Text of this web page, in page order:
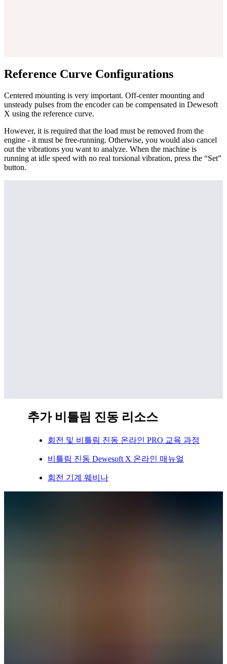
Reference Curve Configurations
Centered mounting is very important. Off-center mounting and
unsteady pulses from the encoder can be compensated in Dewesoft
X using the reference curve.
However, it is required that the load must be removed from the
engine - it must be free-running. Otherwise, you would also cancel
out the vibrations you want to analyze. When the machine is
running at idle speed with no real torsional vibration, press the “Set”
button.
추가 비틀림 진동 리소스
회전 및 비틀림 진동 온라인 PRO 교육 과정
비틀림 진동 Dewesoft X 온라인 매뉴얼
회전 기계 웨비나